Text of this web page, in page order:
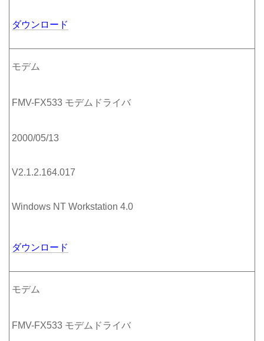
ダウンロード
モデム
FMV-FX533 モデムドライバ
2000/05/13
V2.1.2.164.017
Windows NT Workstation 4.0
ダウンロード
モデム
FMV-FX533 モデムドライバ